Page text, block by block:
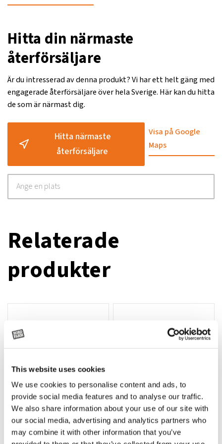
This website uses cookies
We use cookies to personalise content and ads, to
provide social media features and to analyse our traffic.
We also share information about your use of our site with
our social media, advertising and analytics partners who
may combine it with other information that you’ve
Hitta din närmaste
återförsäljare
Är du intresserad av denna produkt? Vi har ett helt gäng med
engagerade återförsäljare över hela Sverige. Här kan du hitta
de som är närmast dig.
Hitta närmaste
återförsäljare
Visa på Google
Maps
Relaterade
produkter
Lägg till i varukorg
Grön truckknapp Rotor teeth 8t/6k 7.5Gr/8 R6/14